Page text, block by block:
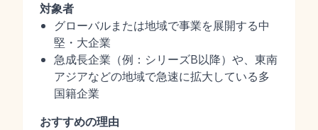
対象者
グローバルまたは地域で事業を展開する中
堅・大企業
急成長企業（例：シリーズB以降）や、東南
アジアなどの地域で急速に拡大している多
国籍企業
おすすめの理由